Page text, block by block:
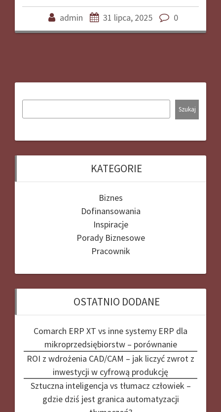
admin 31 lipca, 2025 0
Szukaj
KATEGORIE
Biznes
Dofinansowania
Inspiracje
Porady Biznesowe
Pracownik
OSTATNIO DODANE
Comarch ERP XT vs inne systemy ERP dla
mikroprzedsiębiorstw – porównanie
ROI z wdrożenia CAD/CAM – jak liczyć zwrot z
inwestycji w cyfrową produkcję
Sztuczna inteligencja vs tłumacz człowiek –
gdzie dziś jest granica automatyzacji